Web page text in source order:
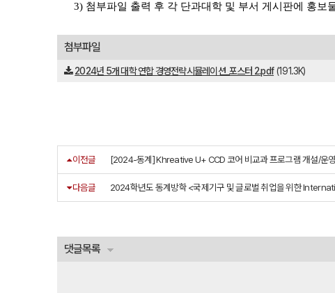
3) 첨부파일 출력 후 각 단과대학 및 부서 게시판에 홍보
첨부파일
2024년 5개 대학 연합 경영전략시뮬레이션_포스터 2.pdf(191.3K)
이전글 [2024-동계] Khreative U+ CCD 코어 비교과 프로그램 개설/운
다음글 2024학년도 동계방학 <국제기구 및 글로벌 취업을 위한
댓글목록